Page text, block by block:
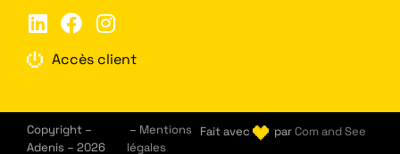
Accès client
Copyright –
Adenis – 2026
– Mentions
légales
Fait avec parCom and See